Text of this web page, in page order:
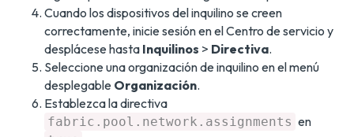
Cuando los dispositivos del inquilino se creen
correctamente, inicie sesión en el Centro de servicio y
desplácese hasta Inquilinos > Directiva.
Seleccione una organización de inquilino en el menú
desplegable Organización.
Establezca la directiva
fabric.pool.network.assignments en